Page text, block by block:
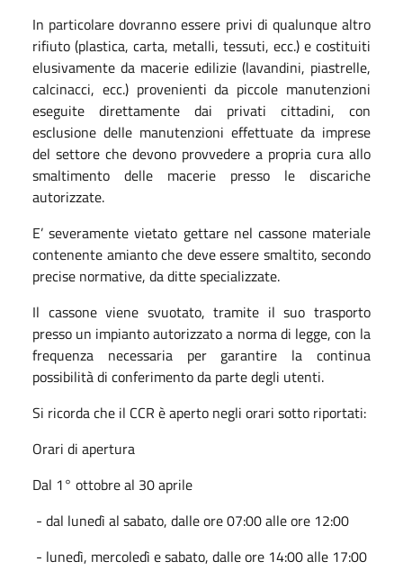
In particolare dovranno essere privi di qualunque altro
rifiuto (plastica, carta, metalli, tessuti, ecc.) e costituiti
elusivamente da macerie edilizie (lavandini, piastrelle,
calcinacci, ecc.) provenienti da piccole manutenzioni
eseguite direttamente dai privati cittadini, con
esclusione delle manutenzioni effettuate da imprese
del settore che devono provvedere a propria cura allo
smaltimento delle macerie presso le discariche
autorizzate.
E’ severamente vietato gettare nel cassone materiale
contenente amianto che deve essere smaltito, secondo
precise normative, da ditte specializzate.
Il cassone viene svuotato, tramite il suo trasporto
presso un impianto autorizzato a norma di legge, con la
frequenza necessaria per garantire la continua
possibilità di conferimento da parte degli utenti.
Si ricorda che il CCR è aperto negli orari sotto riportati:
Orari di apertura
Dal 1° ottobre al 30 aprile
- dal lunedì al sabato, dalle ore 07:00 alle ore 12:00
- lunedì, mercoledì e sabato, dalle ore 14:00 alle 17:00